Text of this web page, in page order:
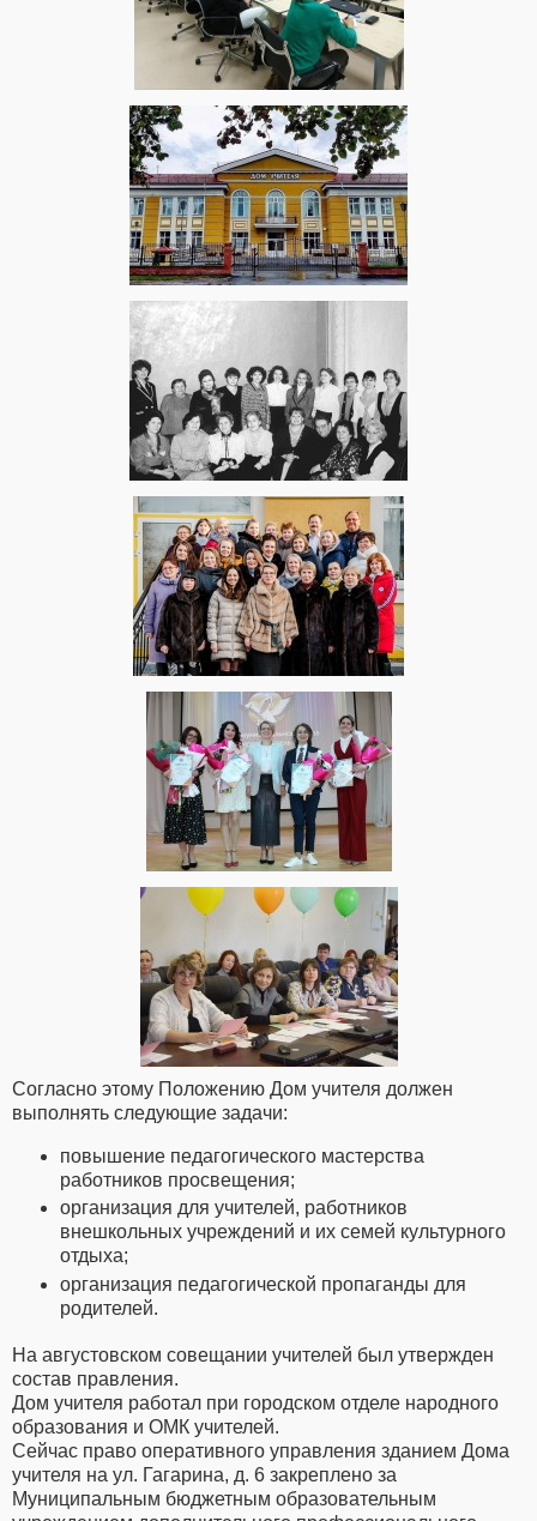
Согласно этому Положению Дом учителя должен
выполнять следующие задачи:
повышение педагогического мастерства
работников просвещения;
организация для учителей, работников
внешкольных учреждений и их семей культурного
отдыха;
организация педагогической пропаганды для
родителей.
На августовском совещании учителей был утвержден
состав правления.
Дом учителя работал при городском отделе народного
образования и ОМК учителей.
Сейчас право оперативного управления зданием Дома
учителя на ул. Гагарина, д. 6 закреплено за
Муниципальным бюджетным образовательным